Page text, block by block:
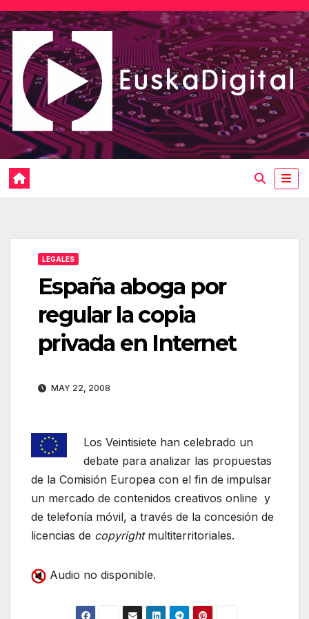
Saltar
al
contenido
LEGALES
España aboga por
regular la copia
privada en Internet
MAY 22, 2008
Los Veintisiete han celebrado un
debate para analizar las propuestas
de la Comisión Europea con el fin de impulsar
un mercado de contenidos creativos online y
de telefonía móvil, a través de la concesión de
licencias de copyrightmultiterritoriales.
Audio no disponible.